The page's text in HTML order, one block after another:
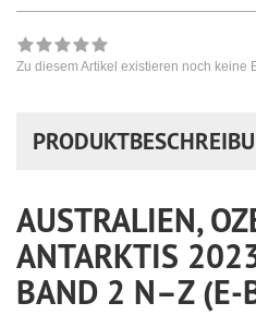
Zu diesem Artikel existieren noch keine
AUSTRALIEN,
ANTARKTIS
BAND 2 N–Z (E-